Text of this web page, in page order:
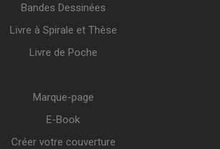
Bandes Dessinées
Livre à Spirale et Thèse
Livre de Poche
Marque-page
E-Book
Créer votre couverture